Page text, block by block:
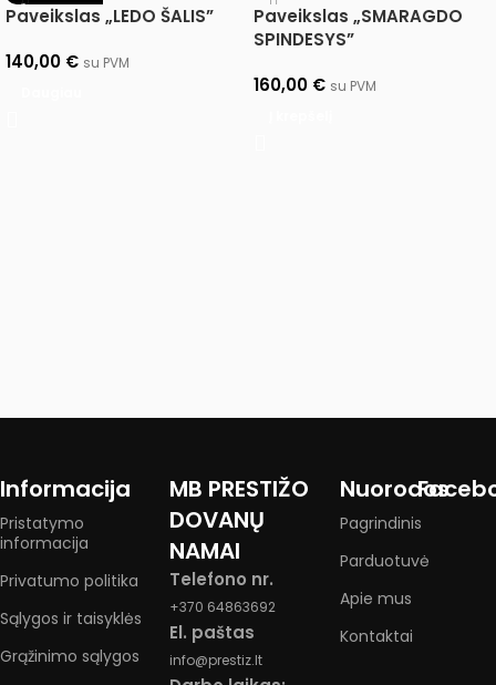
IŠPARDUOTA
Paveikslas „LEDO ŠALIS”
140,00 € su PVM
Paveikslas „SMARAGDO
SPINDESYS”
160,00 € su PVM
Informacija
Pristatymo
informacija
Privatumo politika
Sąlygos ir taisyklės
Grąžinimo sąlygos
MB PRESTIŽO
DOVANŲ
NAMAI
Telefono nr.
+370 64863692
El. paštas
info@prestiz.lt
Nuorodos
Pagrindinis
Parduotuvė
Apie mus
Kontaktai